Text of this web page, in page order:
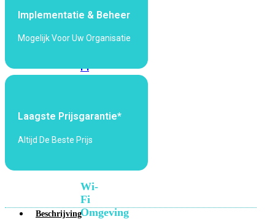
Fi
Fi
Fi
6E
Fi
Wi-
Fi
Omgeving
Implementatie & Beheer
Mogelijk Voor Uw Organisatie
Laagste Prijsgarantie*
Altijd De Beste Prijs
Beschrijving